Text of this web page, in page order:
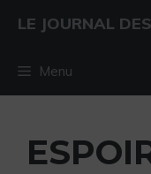
LE JOURNAL
Menu